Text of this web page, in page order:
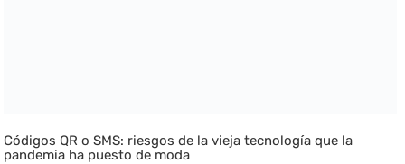
Códigos QR o SMS: riesgos de la vieja tecnología que la
pandemia ha puesto de moda